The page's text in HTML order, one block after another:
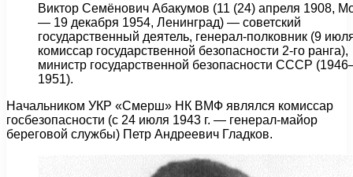
Виктор Семёнович Абакумов (11 (24) апреля 1908,
— 19 декабря 1954, Ленинград) — советский
государственный деятель, генерал-полковник (9
комиссар государственной безопасности 2-го ранга),
министр государственной безопасности СССР
1951).
Начальником УКР «Смерш» НК ВМФ являлся комиссар
госбезопасности (с 24 июля 1943 г. — генерал-майор
береговой службы) Петр Андреевич Гладков.